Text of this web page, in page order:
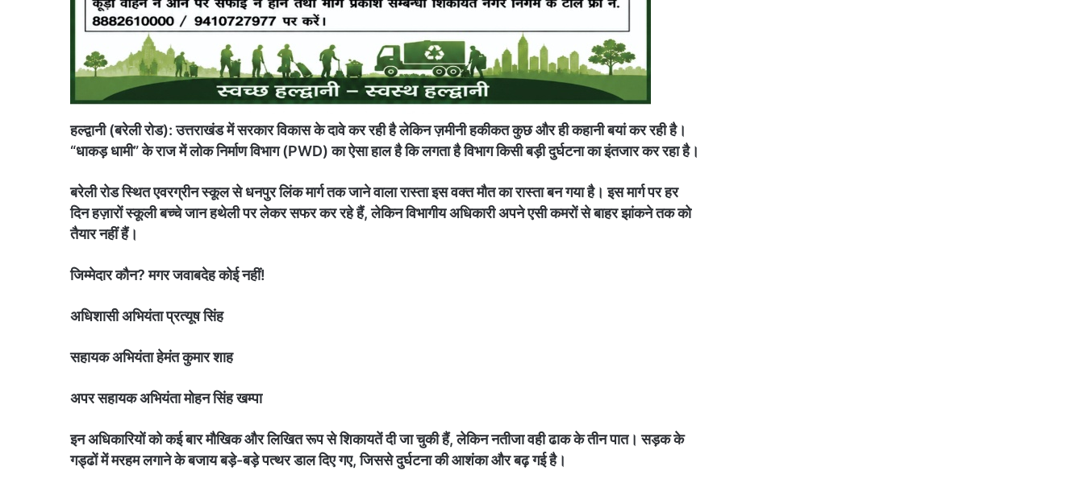
हल्द्वानी (बरेली रोड): उत्तराखंड में सरकार विकास के दावे कर रही है लेकिन ज़मीनी हकीकत कुछ और ही कहानी बयां कर रही है।
“धाकड़ धामी” के राज में लोक निर्माण विभाग (PWD) का ऐसा हाल है कि लगता है विभाग किसी बड़ी दुर्घटना का इंतजार कर रहा है।
बरेली रोड स्थित एवरग्रीन स्कूल से धनपुर लिंक मार्ग तक जाने वाला रास्ता इस वक्त मौत का रास्ता बन गया है। इस मार्ग पर हर
दिन हज़ारों स्कूली बच्चे जान हथेली पर लेकर सफर कर रहे हैं, लेकिन विभागीय अधिकारी अपने एसी कमरों से बाहर झांकने तक को
तैयार नहीं हैं।
जिम्मेदार कौन? मगर जवाबदेह कोई नहीं!
अधिशासी अभियंता प्रत्यूष सिंह
सहायक अभियंता हेमंत कुमार शाह
अपर सहायक अभियंता मोहन सिंह खम्पा
इन अधिकारियों को कई बार मौखिक और लिखित रूप से शिकायतें दी जा चुकी हैं, लेकिन नतीजा वही ढाक के तीन पात। सड़क के
गड्ढों में मरहम लगाने के बजाय बड़े-बड़े पत्थर डाल दिए गए, जिससे दुर्घटना की आशंका और बढ़ गई है।